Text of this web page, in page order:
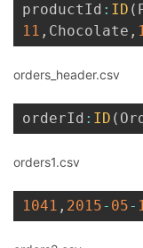
productId : ID (
11 , Chocolate ,
orders_header.csv
orderId : ID (
orders1.csv
1041 , 2015- 05-